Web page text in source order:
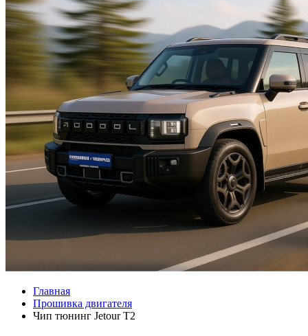
Главная
Прошивка двигателя
Чип тюнинг Jetour T2